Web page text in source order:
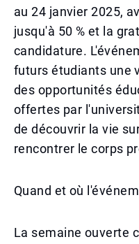
au 24 janvier 2025,
jusqu'à 50 % et la
candidature.
futurs étudiants une
des opportunités
offertes par
de découvrir la vie
rencontrer le corps
Quand et où
La semaine ouverte